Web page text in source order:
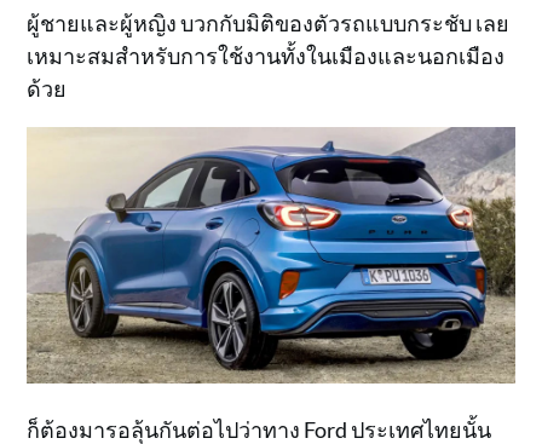
ผู้ชายและผู้หญิง บวกกับมิติของตัวรถแบบกระชับ เลย
เหมาะสมสำหรับการใช้งานทั้งในเมืองและนอกเมือง
ด้วย
ก็ต้องมารอลุ้นกันต่อไปว่าทาง Ford ประเทศไทยนั้น